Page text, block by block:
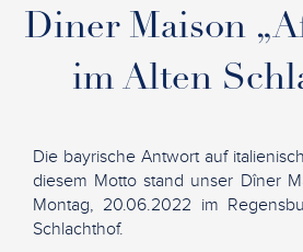
Diner Maison
im Alten
Die bayrische Antwort auf
diesem Motto stand unser Dîner
Montag, 20.06.2022 im
Schlachthof.